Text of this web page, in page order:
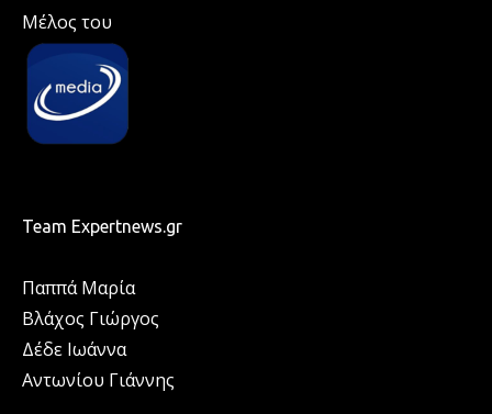
Μέλος του
Team Expertnews.gr
Παππά Μαρία
Βλάχος Γιώργος
Δέδε Ιωάννα
Αντωνίου Γιάννης